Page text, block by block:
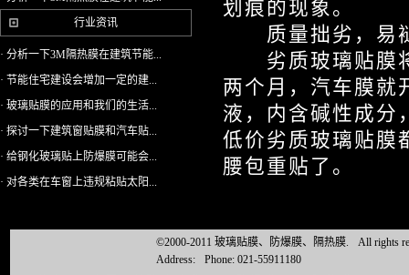
行业资讯
· 分析一下3M隔热膜在建筑节能...
· 节能住宅建设会增加一定的建...
· 玻璃贴膜的应用和我们的生活...
· 探讨一下建筑窗贴膜和汽车贴...
· 给钢化玻璃贴上防爆膜可能会...
· 对各类在车窗上违规粘贴太阳...
划痕的现象。
质量拙劣，易
劣质玻璃贴膜将
两个月，汽车膜就
液，内含碱性成分
低价劣质玻璃贴膜
腰包重贴了。
©2000-2011 玻璃贴膜、防爆膜、隔热膜.
All rights
Address:
Phone: 021-55911180